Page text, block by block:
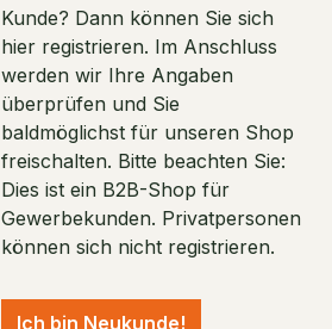
Kunde? Dann können Sie sich
hier registrieren. Im Anschluss
werden wir Ihre Angaben
überprüfen und Sie
baldmöglichst für unseren Shop
freischalten. Bitte beachten Sie:
Dies ist ein B2B-Shop für
Gewerbekunden. Privatpersonen
können sich nicht registrieren.
Ich bin Neukunde!